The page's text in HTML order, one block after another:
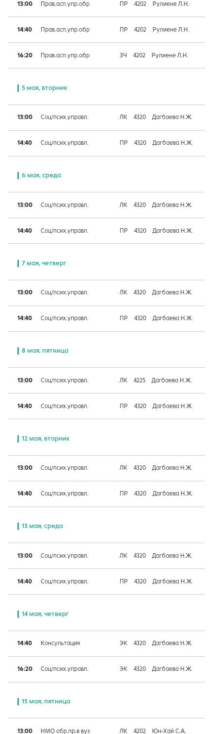
13:00 Прав.асп.упр.обр ПР 4202 Рулиене Л.Н.
14:40 Прав.асп.упр.обр ПР 4202 Рулиене Л.Н.
16:20 Прав.асп.упр.обр ЗЧ 4202 Рулиене Л.Н.
5 мая, вторник
13:00 Соц/псих.управл. ЛК 4320 Дагбаева Н.Ж.
14:40 Соц/псих.управл. ПР 4320 Дагбаева Н.Ж.
6 мая, среда
13:00 Соц/псих.управл. ЛК 4320 Дагбаева Н.Ж.
14:40 Соц/псих.управл. ПР 4320 Дагбаева Н.Ж.
7 мая, четверг
13:00 Соц/псих.управл. ЛК 4320 Дагбаева Н.Ж.
14:40 Соц/псих.управл. ПР 4320 Дагбаева Н.Ж.
8 мая, пятница
13:00 Соц/псих.управл. ЛК 4225 Дагбаева Н.Ж.
14:40 Соц/псих.управл. ПР 4320 Дагбаева Н.Ж.
12 мая, вторник
13:00 Соц/псих.управл. ЛК 4320 Дагбаева Н.Ж.
14:40 Соц/псих.управл. ПР 4320 Дагбаева Н.Ж.
13 мая, среда
13:00 Соц/псих.управл. ЛК 4320 Дагбаева Н.Ж.
14:40 Соц/псих.управл. ПР 4320 Дагбаева Н.Ж.
14 мая, четверг
14:40 Консультация ЭК 4320 Дагбаева Н.Ж.
16:20 Соц/псих.управл. ЭК 4320 Дагбаева Н.Ж.
15 мая, пятница
13:00 НМО обр.пр.в вуз ЛК 4202 Юн-Хай С.А.